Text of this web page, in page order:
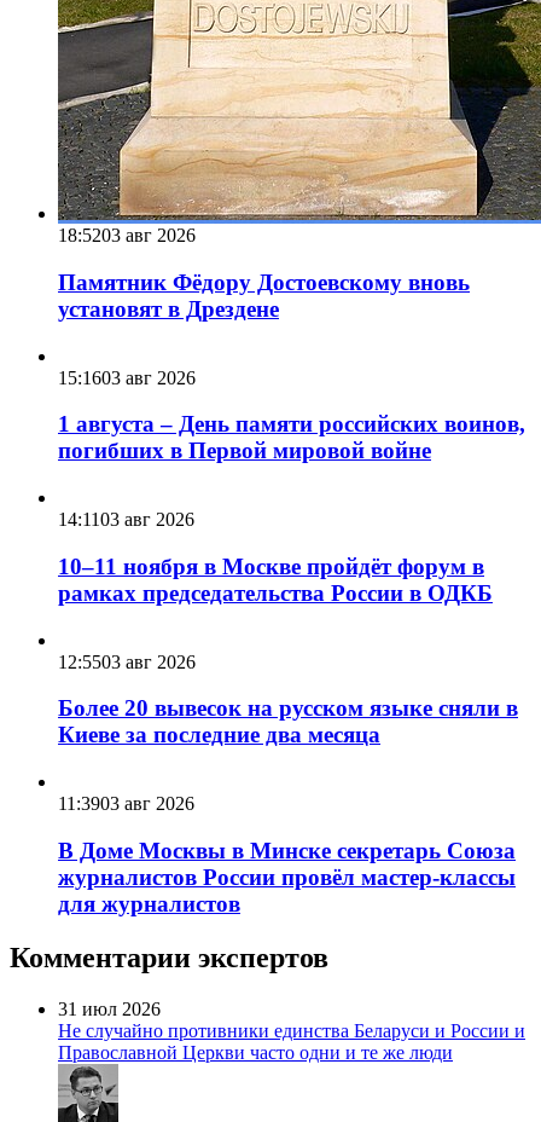
18:5203 авг 2026
Памятник Фёдору Достоевскому вновь
установят в Дрездене
15:1603 авг 2026
1 августа – День памяти российских воинов,
погибших в Первой мировой войне
14:1103 авг 2026
10–11 ноября в Москве пройдёт форум в
рамках председательства России в ОДКБ
12:5503 авг 2026
Более 20 вывесок на русском языке сняли в
Киеве за последние два месяца
11:3903 авг 2026
В Доме Москвы в Минске секретарь Союза
журналистов России провёл мастер-классы
для журналистов
Комментарии экспертов
31 июл 2026
Не случайно противники единства Беларуси и России и
Православной Церкви часто одни и те же люди